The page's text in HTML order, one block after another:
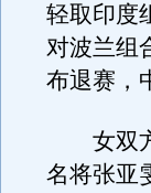
轻取印度
对波兰组
布退赛，
女双方
名将张亚